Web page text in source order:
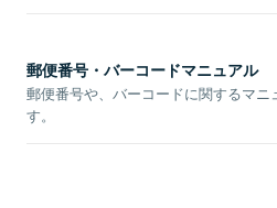
郵便番号・バーコードマニュアル
郵便番号や、バーコードに関するマニ
す。